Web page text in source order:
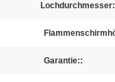
Garantie::